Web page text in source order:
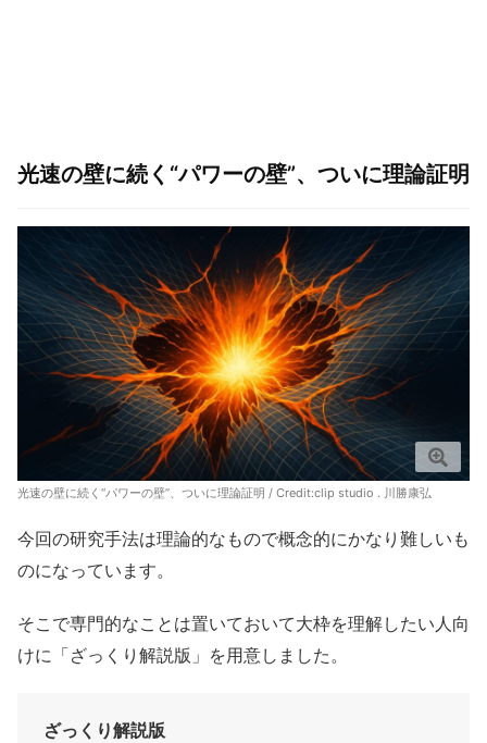
光速の壁に続く“パワーの壁”、ついに理論証明
光速の壁に続く“パワーの壁”、ついに理論証明 / Credit:clip studio . 川勝康弘
今回の研究手法は理論的なもので概念的にかなり難しいも
のになっています。
そこで専門的なことは置いておいて大枠を理解したい人向
けに「ざっくり解説版」を用意しました。
ざっくり解説版